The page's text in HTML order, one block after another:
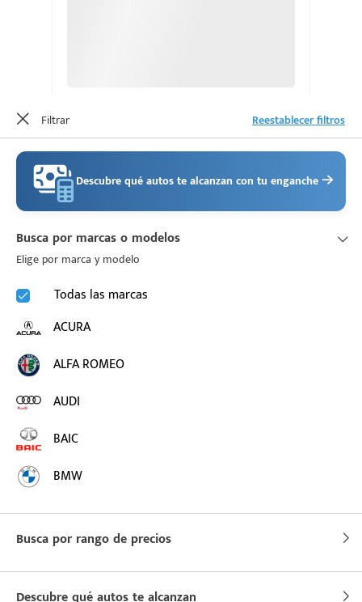
Filtrar Reestablecer filtros
Descubre qué autos te alcanzan con tu enganche
Busca por marcas o modelos
Elige por marca y modelo
Todas las marcas
ACURA
ALFA ROMEO
AUDI
BAIC
BMW
BUICK
BYD
CADILLAC
Busca por rango de precios
Descubre qué autos te alcanzan